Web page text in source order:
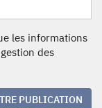
les informations
des
PUBLICATION